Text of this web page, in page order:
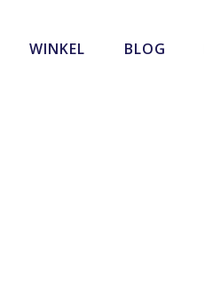
WINKEL BLOG